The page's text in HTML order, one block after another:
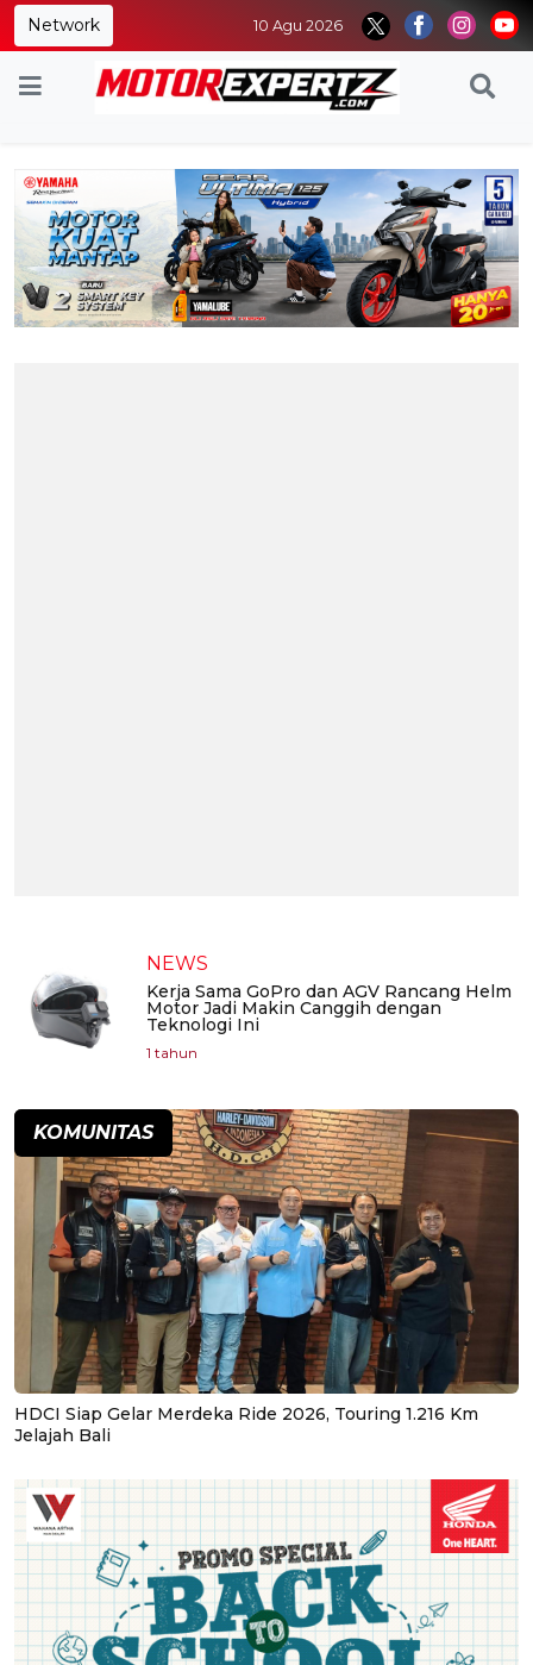
Network 10 Agu 2026
NEWS
Kerja Sama GoPro dan AGV Rancang Helm
Motor Jadi Makin Canggih dengan
Teknologi Ini
1 tahun
KOMUNITAS
HDCI Siap Gelar Merdeka Ride 2026, Touring 1.216 Km
Jelajah Bali